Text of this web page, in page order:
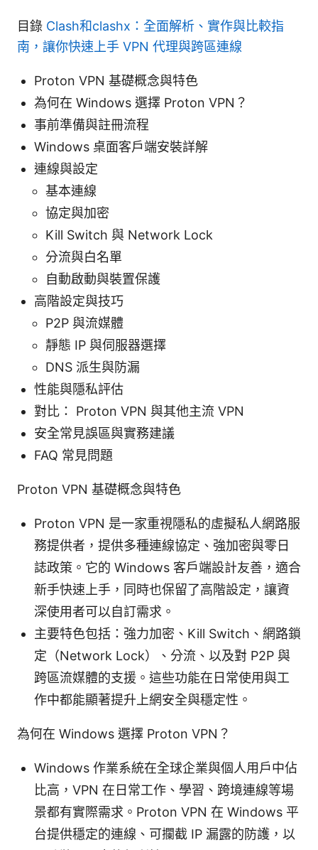
目錄 Clash和clashx：全面解析、實作與比較指
南，讓你快速上手 VPN 代理與跨區連線
Proton VPN 基礎概念與特色
為何在 Windows 選擇 Proton VPN？
事前準備與註冊流程
Windows 桌面客戶端安裝詳解
連線與設定
基本連線
協定與加密
Kill Switch 與 Network Lock
分流與白名單
自動啟動與裝置保護
高階設定與技巧
P2P 與流媒體
靜態 IP 與伺服器選擇
DNS 派生與防漏
性能與隱私評估
對比： Proton VPN 與其他主流 VPN
安全常見誤區與實務建議
FAQ 常見問題
Proton VPN 基礎概念與特色
Proton VPN 是一家重視隱私的虛擬私人網路服
務提供者，提供多種連線協定、強加密與零日
誌政策。它的 Windows 客戶端設計友善，適合
新手快速上手，同時也保留了高階設定，讓資
深使用者可以自訂需求。
主要特色包括：強力加密、Kill Switch、網路鎖
定（Network Lock）、分流、以及對 P2P 與
跨區流媒體的支援。這些功能在日常使用與工
作中都能顯著提升上網安全與穩定性。
為何在 Windows 選擇 Proton VPN？
Windows 作業系統在全球企業與個人用戶中佔
比高，VPN 在日常工作、學習、跨境連線等場
景都有實際需求。Proton VPN 在 Windows 平
台提供穩定的連線、可攔截 IP 漏露的防護，以